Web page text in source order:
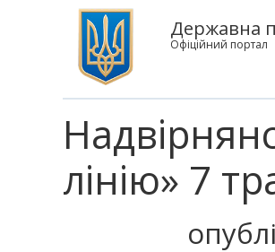
Державна
Офіційний портал
лінію» 7